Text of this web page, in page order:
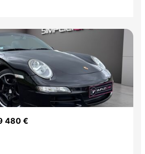
480 €